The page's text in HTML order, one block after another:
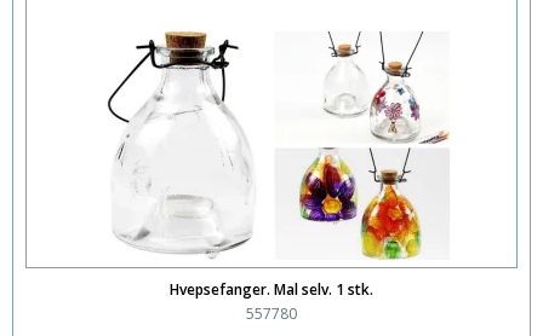
Hvepsefanger. Mal selv. 1 stk.
557780